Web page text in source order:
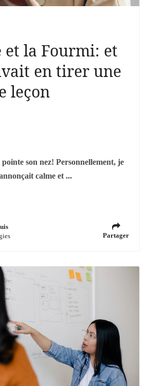
et la Fourmi: et
en tirer une
leçon
son nez! Personnellement, je
calme et ...
Partager